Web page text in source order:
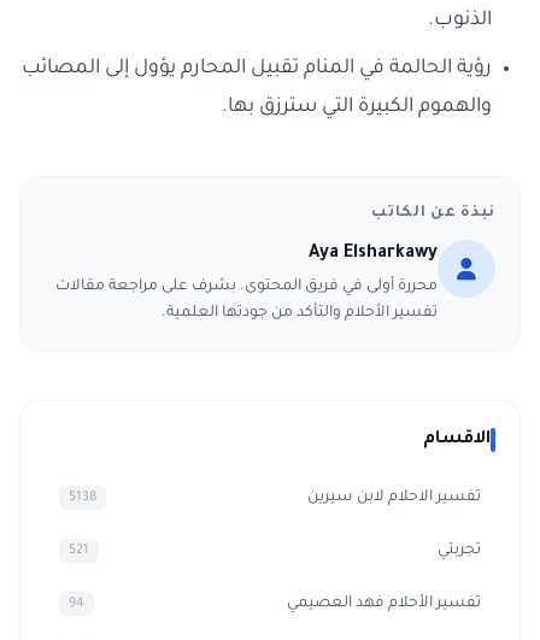
الذنوب.
رؤية الحالمة في المنام تقبيل المحارم يؤول إلى المصائب
والهموم الكبيرة التي سترزق بها.
نبذة عن الكاتب
Aya Elsharkawy
محررة أولى في فريق المحتوى. بشرف على مراجعة مقالات
تفسير الأحلام والتأكد من جودتها العلمية.
الاقسام
تفسير الاحلام لابن سيرين 5138
تجربتي 521
تفسير الأحلام فهد العصيمي 94